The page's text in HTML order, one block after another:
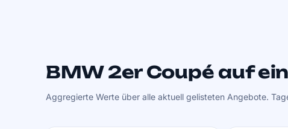
BMW 2er Coupé auf
Aggregierte Werte über alle aktuell gelisteten Angebote.